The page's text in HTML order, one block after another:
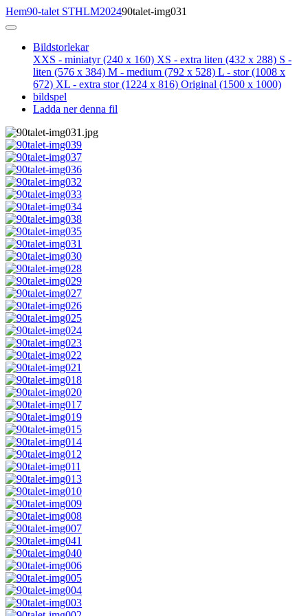
Hem90-talet STHLM202490talet-img031
Bildstorlekar
XXS - miniatyr(240 x 160) XS - extra liten (432 x 288) S -
liten (576 x 384) M - medium (792 x 528) L - stor(1008 x
672) XL - extra stor(1224 x 816) Original (1500 x 1000)
bildspel
Ladda ner denna fil